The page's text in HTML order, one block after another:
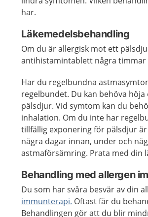
har.
Läkemedelsbehandling
Om du är allergisk mot ett
antihistamintablett några
Har du regelbundna
regelbundet. Du kan behöva
pälsdjur. Vid symtom kan du
inhalation. Om du inte har
tillfällig exponering för pälsdjur
några dagar innan, under och
astmaförsämring. Prata med din
Behandling med allergen
Du som har svåra besvär av din
immunterapi. Oftast får du
Behandlingen gör att du blir